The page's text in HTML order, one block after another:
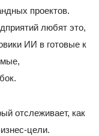
проектов.
любят это,
ИИ в готовые к
отслеживает, как
цели.